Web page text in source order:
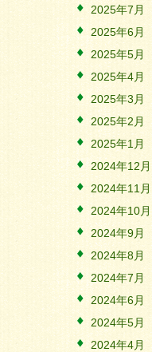
2025年7月
2025年6月
2025年5月
2025年4月
2025年3月
2025年2月
2025年1月
2024年12月
2024年11月
2024年10月
2024年9月
2024年8月
2024年7月
2024年6月
2024年5月
2024年4月